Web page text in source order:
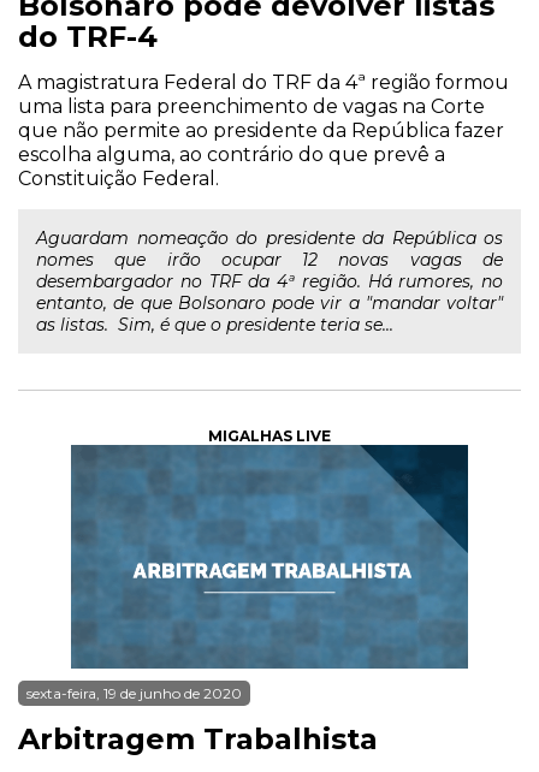
do TRF-4
A magistratura Federal do TRF da 4ª região formou
uma lista para preenchimento de vagas na Corte
que não permite ao presidente da República fazer
escolha alguma, ao contrário do que prevê a
Constituição Federal.
Aguardam nomeação do presidente da República os
nomes que irão ocupar 12 novas vagas de
desembargador no TRF da 4ª região. Há rumores, no
entanto, de que Bolsonaro pode vir a "mandar voltar"
as listas. Sim, é que o presidente teria se...
MIGALHAS LIVE
sexta-feira, 19 de junho de 2020
Arbitragem Trabalhista